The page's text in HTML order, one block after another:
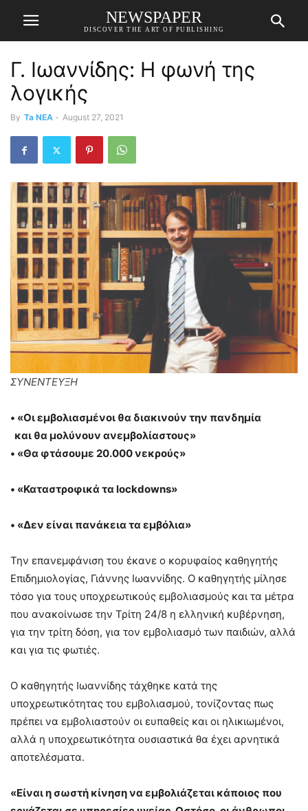
NEWSPAPER
DISCOVER THE ART OF PUBLISHING
Γ. Ιωαννίδης: Η φωνή της
λογικής
By Ta NEA - August 27, 2021
ΣΥΝΕΝΤΕΥΞΗ
• «Οι εμβολιασμένοι θα διακινούν την πανδημία
και θα μολύνουν ανεμβολίαστους»
• «Θα φτάσουμε 20.000 νεκρούς»
• «Καταστροφικά τα lockdowns»
• «Δεν είναι πανάκεια τα εμβόλια»
Την επανεμφάνιση του έκανε ο κορυφαίος καθηγητής
Επιδημιολογίας, Γιάννης Ιωαννίδης. Ο καθηγητής μίλησε
τόσο για τους υποχρεωτικούς εμβολιασμούς και τα μέτρα
που ανακοίνωσε την Τρίτη 24/8 η ελληνική κυβέρνηση,
για την τρίτη δόση, για τον εμβολιασμό των παιδιών, αλλά
και για τις φωτιές.
Ο καθηγητής Ιωαννίδης τάχθηκε κατά της
υποχρεωτικότητας του εμβολιασμού, τονίζοντας πως
πρέπει να εμβολιαστούν οι ευπαθείς και οι ηλικιωμένοι,
αλλά η υποχρεωτικότητα ουσιαστικά θα έχει αρνητικά
αποτελέσματα.
«Είναι η σωστή κίνηση να εμβολιάζεται κάποιος που